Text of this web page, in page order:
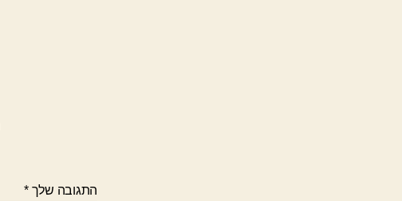
התגובה שלך*